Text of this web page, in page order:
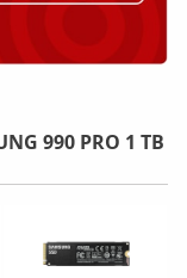
990 PRO 1 TB